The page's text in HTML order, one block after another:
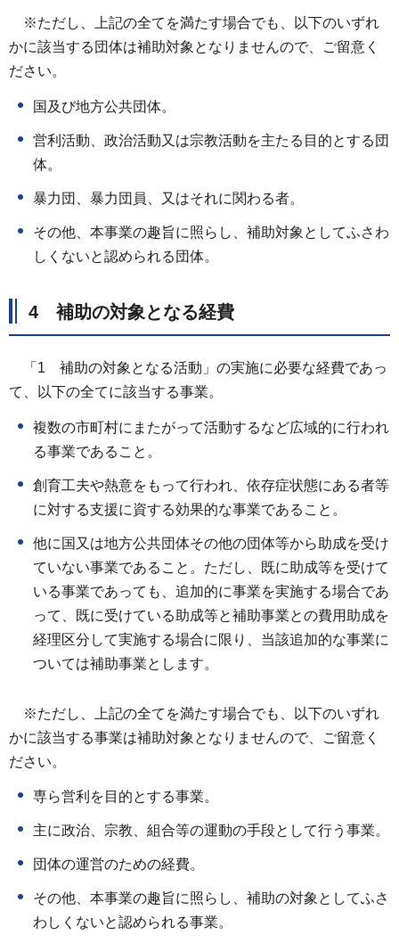
※ただし、上記の全てを満たす場合でも、以下のいずれ
かに該当する団体は補助対象となりませんので、ご留意く
ださい。
国及び地方公共団体。
営利活動、政治活動又は宗教活動を主たる目的とする団
体。
暴力団、暴力団員、又はそれに関わる者。
その他、本事業の趣旨に照らし、補助対象としてふさわ
しくないと認められる団体。
4 補助の対象となる経費
「1 補助の対象となる活動」の実施に必要な経費であっ
て、以下の全てに該当する事業。
複数の市町村にまたがって活動するなど広域的に行われ
る事業であること。
創育工夫や熱意をもって行われ、依存症状態にある者等
に対する支援に資する効果的な事業であること。
他に国又は地方公共団体その他の団体等から助成を受け
ていない事業であること。ただし、既に助成等を受けて
いる事業であっても、追加的に事業を実施する場合であ
って、既に受けている助成等と補助事業との費用助成を
経理区分して実施する場合に限り、当該追加的な事業に
ついては補助事業とします。
※ただし、上記の全てを満たす場合でも、以下のいずれ
かに該当する事業は補助対象となりませんので、ご留意く
ださい。
専ら営利を目的とする事業。
主に政治、宗教、組合等の運動の手段として行う事業。
団体の運営のための経費。
その他、本事業の趣旨に照らし、補助の対象としてふさ
わしくないと認められる事業。